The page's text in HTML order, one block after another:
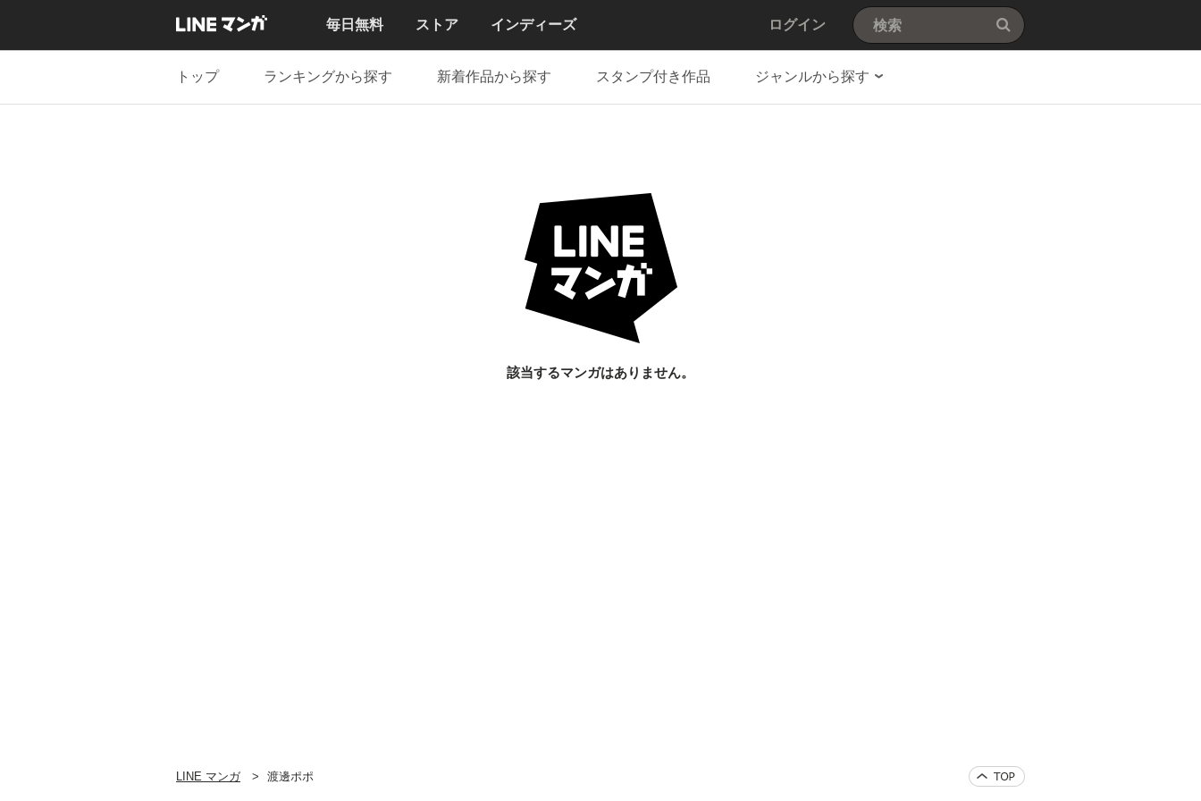
毎日無料 ストア インディーズ ログイン
トップ ランキングから探す 新着作品から探す スタンプ付き作品 ジャンルから探す
該当するマンガはありません。
LINE マンガ 渡邊ポポ